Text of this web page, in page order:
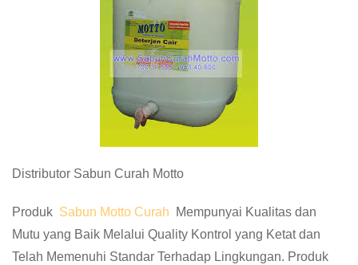
Distributor Sabun Curah Motto
Produk Sabun Motto Curah
Mempunyai Kualitas dan
Mutu yang Baik Melalui Quality Kontrol yang Ketat dan
Telah Memenuhi Standar Terhadap Lingkungan. Produk